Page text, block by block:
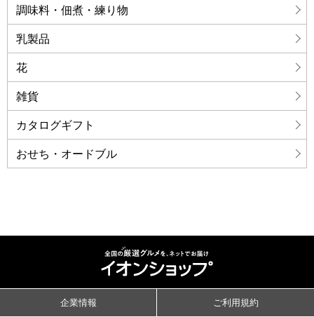
調味料・佃煮・練り物
乳製品
花
雑貨
カタログギフト
おせち・オードブル
企業情報 ご利用規約